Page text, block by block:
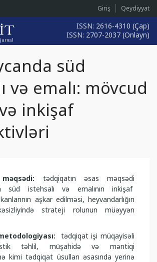
Giriş Qeydiyyat
ISSN: 2616-4310 (Çap)
ISSN: 2707-2037 (Onlayn)
süd
və emalı: mövcud
inkişaf
məqsədi: tədqiqatın əsas məqsədi
süd istehsalı və emalının inkişaf
aşkar edilməsi, heyvandarlığın
strateji rolunun müəyyən
tədqiqat işi müqayisəli
təhlil, müşahidə və məntiqi
kimi tədqiqat üsulları əsasında yerinə